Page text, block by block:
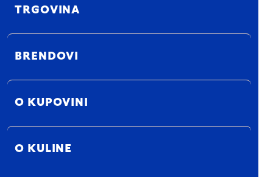
TRGOVINA
BRENDOVI
O KUPOVINI
O KULINE